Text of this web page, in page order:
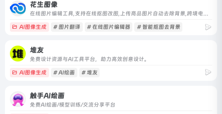
花生图像
在线图片编辑工具,支持在线抠图改图,上传商品图片自动去除背景,跨境电商图片翻译,自动识别图片文字多语种互相翻译,图片译后二次编辑修改,助力商家降本增效。
AI图像生成 # 图片翻译 # 在线图片编辑器 # 智能抠图去背景
堆友
免费设计资源与AI工具平台，助力高效创意设计。
AI图像生成 # AI绘画 # 堆友
触手AI绘画
免费AI绘画/模型训练/交流分享平台